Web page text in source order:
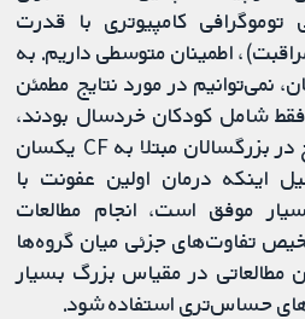
توموگرافی کامپیوتری با قدرت
اطمینان متوسطی داریم. به
نمی‌توانیم در مورد نتایج مطمئن
شامل کودکان خردسال بودند،
بنابراین نمی‌دانیم که نتایج در بزرگسالان مبتلا به CF یکسان
اینکه درمان اولین عفونت با
موفق است، انجام مطالعات
تفاوت‌های جزئی میان گروه‌ها
مطالعاتی در مقیاس بزرگ بسیار
حساس‌تری استفاده شود.